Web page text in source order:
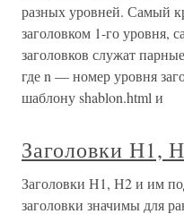
разных уровней. Самый
заголовком 1-го уровня,
заголовков служат
где n — номер уровня
шаблону shablon.html и
Заголовки Н1,
Заголовки Н1, Н2 и им
заголовки значимы для